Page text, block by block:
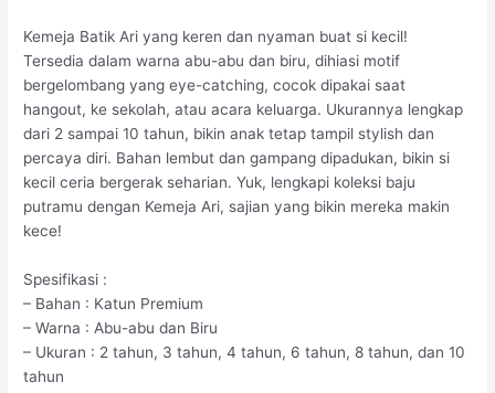
Kemeja Batik Ari yang keren dan nyaman buat si kecil!
Tersedia dalam warna abu-abu dan biru, dihiasi motif
bergelombang yang eye-catching, cocok dipakai saat
hangout, ke sekolah, atau acara keluarga. Ukurannya lengkap
dari 2 sampai 10 tahun, bikin anak tetap tampil stylish dan
percaya diri. Bahan lembut dan gampang dipadukan, bikin si
kecil ceria bergerak seharian. Yuk, lengkapi koleksi baju
putramu dengan Kemeja Ari, sajian yang bikin mereka makin
kece!
Spesifikasi :
– Bahan : Katun Premium
– Warna : Abu-abu dan Biru
– Ukuran : 2 tahun, 3 tahun, 4 tahun, 6 tahun, 8 tahun, dan 10
tahun